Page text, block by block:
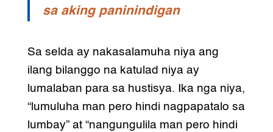
sa aking paninindigan
Sa selda ay nakasalamuha niya ang
ilang bilanggo na katulad niya ay
lumalaban para sa hustisya. Ika nga niya,
“lumuluha man pero hindi nagpapatalo sa
lumbay” at “nangungulila man pero hindi